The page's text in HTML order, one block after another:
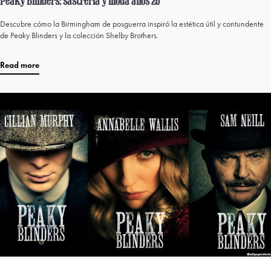
Descubre cómo la Birmingham de posguerra inspiró la estética útil y contundente
de Peaky Blinders y la colección Shelby Brothers.
Read more